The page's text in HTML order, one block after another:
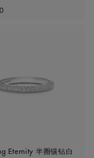
price
Eternity 半圈镶钻白